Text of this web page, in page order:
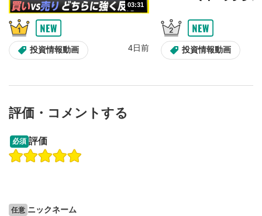
03:31
投資情報動画 4日前 投資情報動画
操作説明動画
評価・コメントする
必須 評価
任意 ニックネーム